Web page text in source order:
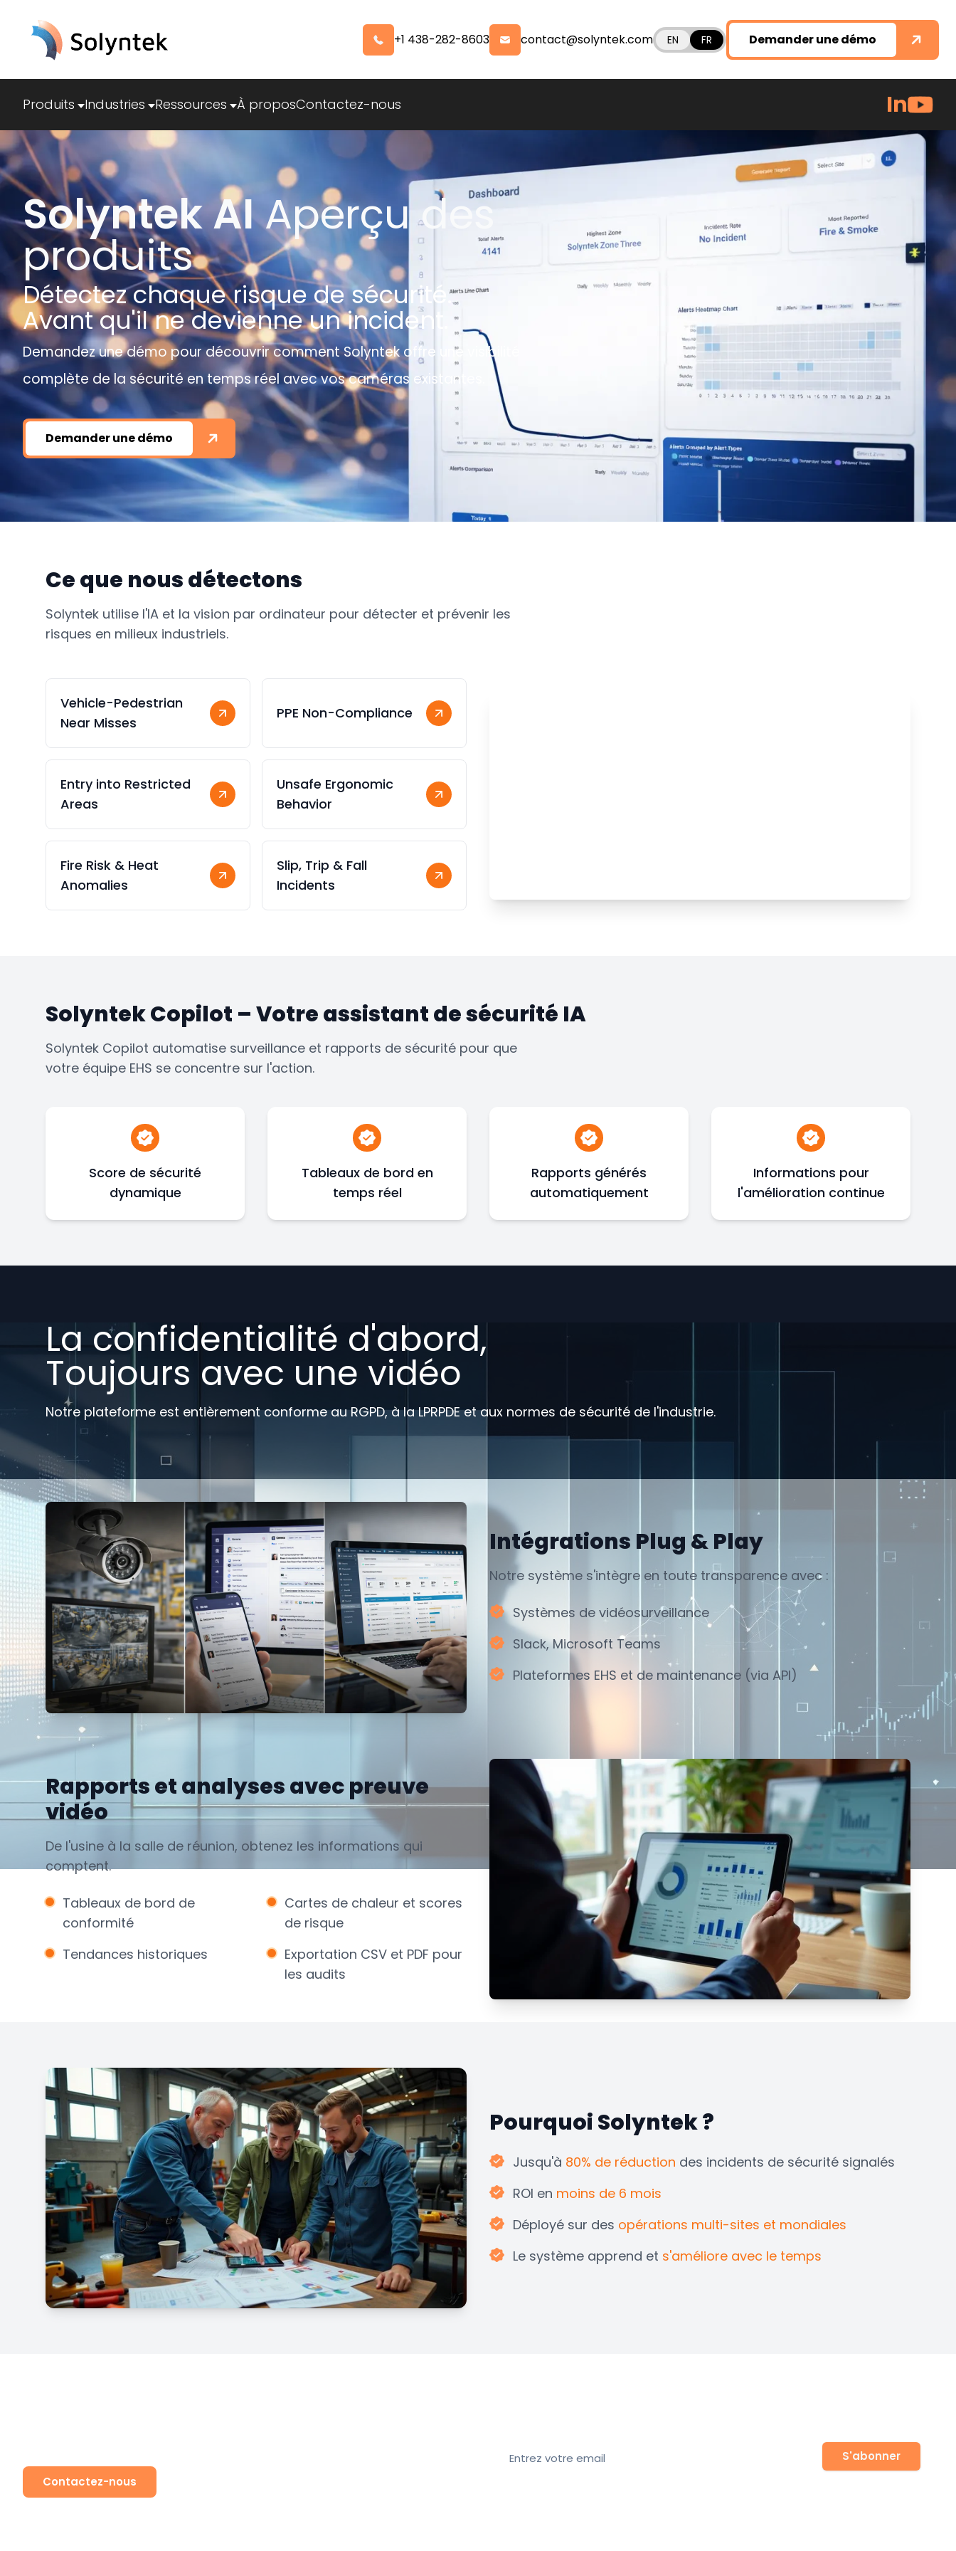
+1 438-282-8603 contact@solyntek.com EN FR Demander une démo
Produits Industries Ressources À proposContactez-nous In
Solyntek AIAperçu des
produits
Détectez chaque risque de sécurité.
Avant qu'il ne devienne un incident.
Demandez une démo pour découvrir comment Solyntek offre une visibilité
complète de la sécurité en temps réel avec vos caméras existantes.
Demander une démo
Ce que nous détectons
Solyntek utilise l'IA et la vision par ordinateur pour détecter et prévenir les
risques en milieux industriels.
Vehicle-Pedestrian
Near Misses
PPE Non-Compliance
Entry into Restricted
Areas
Unsafe Ergonomic
Behavior
Fire Risk & Heat
Anomalies
Slip, Trip & Fall
Incidents
Solyntek Copilot – Votre assistant de sécurité IA
Solyntek Copilot automatise surveillance et rapports de sécurité pour que
votre équipe EHS se concentre sur l'action.
Score de sécurité
dynamique
Tableaux de bord en
temps réel
Rapports générés
automatiquement
Informations pour
l'amélioration continue
La confidentialité d'abord,
Toujours avec une vidéo
Notre plateforme est entièrement conforme au RGPD, à la LPRPDE et aux normes de sécurité de l'industrie.
Intégrations Plug & Play
Notre système s'intègre en toute transparence avec :
Systèmes de vidéosurveillance
Slack, Microsoft Teams
Plateformes EHS et de maintenance (via API)
Rapports et analyses avec preuve
vidéo
De l'usine à la salle de réunion, obtenez les informations qui
comptent.
Tableaux de bord de
conformité
Cartes de chaleur et scores
de risque
Tendances historiques
Exportation CSV et PDF pour
les audits
Pourquoi Solyntek ?
Jusqu'à 80% de réduction des incidents de sécurité signalés
ROI en moins de 6 mois
Déployé sur des opérations multi-sites et mondiales
Le système apprend et s'améliore avec le temps
Contactez-nous
S'abonner